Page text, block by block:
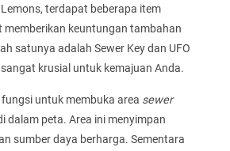
Lemons, terdapat beberapa item
memberikan keuntungan tambahan
satunya adalah Sewer Key dan UFO
sangat krusial untuk kemajuan Anda.
fungsi untuk membuka area sewer
dalam peta. Area ini menyimpan
sumber daya berharga. Sementara